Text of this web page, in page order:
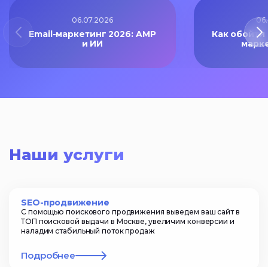
06.07.2026
Email-маркетинг 2026: AMP
и ИИ
Как обойти
Наши услуги
SEO-продвижение
С помощью поискового продвижения выведем ваш сайт в
ТОП поисковой выдачи в Москве, увеличим конверсии и
наладим стабильный поток продаж
Подробнее